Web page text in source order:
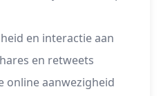
en interactie aan
en retweets
online aanwezigheid